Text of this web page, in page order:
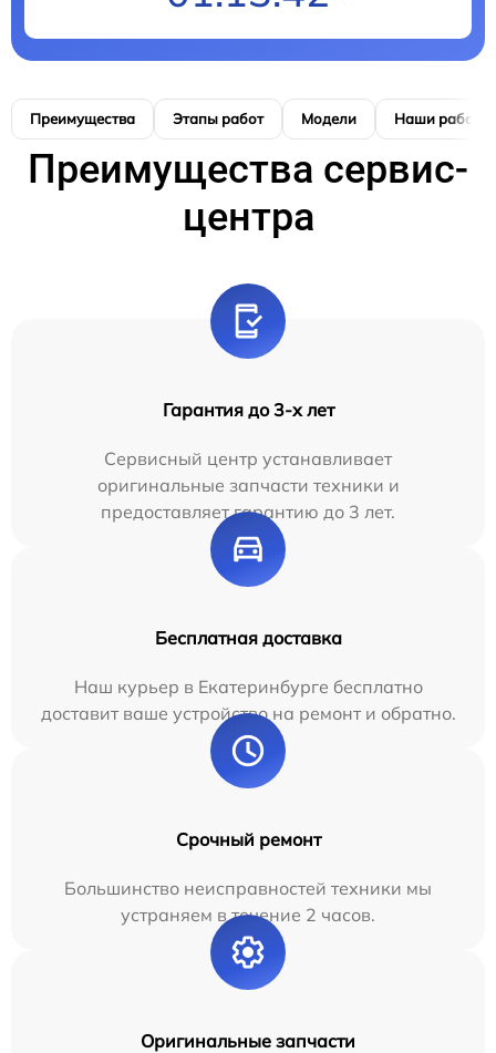
Преимущества Этапы работ Модели Наши работы
Преимущества сервис-
центра
Гарантия до 3-х лет
Сервисный центр устанавливает
оригинальные запчасти техники и
предоставляет гарантию до 3 лет.
Бесплатная доставка
Наш курьер в Екатеринбурге бесплатно
доставит ваше устройство на ремонт и обратно.
Срочный ремонт
Большинство неисправностей техники мы
устраняем в течение 2 часов.
Оригинальные запчасти